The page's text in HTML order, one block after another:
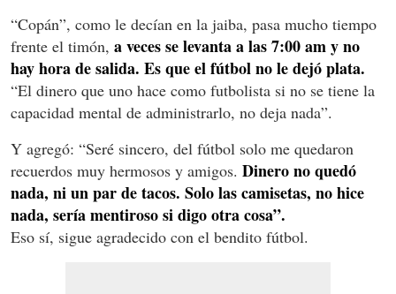
“Copán”, como le decían en la jaiba, pasa mucho tiempo
frente el timón, a veces se levanta a las 7:00 am y no
hay hora de salida. Es que el fútbol no le dejó plata.
“El dinero que uno hace como futbolista si no se tiene la
capacidad mental de administrarlo, no deja nada”.
Y agregó: “Seré sincero, del fútbol solo me quedaron
recuerdos muy hermosos y amigos. Dinero no quedó
nada, ni un par de tacos. Solo las camisetas, no hice
nada, sería mentiroso si digo otra cosa”.
Eso sí, sigue agradecido con el bendito fútbol.